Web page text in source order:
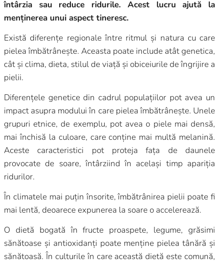
întârzia sau reduce ridurile. Acest lucru ajută la
menținerea unui aspect tineresc.
Există diferențe regionale între ritmul și natura cu care
pielea îmbătrânește. Aceasta poate include atât genetica,
cât și clima, dieta, stilul de viață și obiceiurile de îngrijire a
pielii.
Diferențele genetice din cadrul populațiilor pot avea un
impact asupra modului în care pielea îmbătrânește. Unele
grupuri etnice, de exemplu, pot avea o piele mai densă,
mai închisă la culoare, care conține mai multă melanină.
Aceste caracteristici pot proteja fața de daunele
provocate de soare, întârziind în același timp apariția
ridurilor.
În climatele mai puțin însorite, îmbătrânirea pielii poate fi
mai lentă, deoarece expunerea la soare o accelerează.
O dietă bogată în fructe proaspete, legume, grăsimi
sănătoase și antioxidanți poate menține pielea tânără și
sănătoasă. În culturile în care această dietă este comună,